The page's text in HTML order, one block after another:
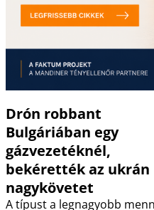
Drón robbant
Bulgáriában egy
gázvezetéknél,
bekérették az ukrán
nagykövetet
A típust a legnagyobb